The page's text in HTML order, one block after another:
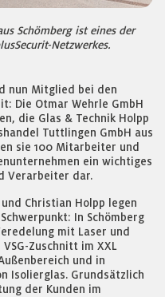
Schömberg ist eines der
Netzwerkes.
nun Mitglied bei den
Die Otmar Wehrle GmbH
die Glas & Technik Holpp
Tuttlingen GmbH aus
sie 100 Mitarbeiter und
ein wichtiges
Verarbeiter dar.
Christian Holpp legen
In Schömberg
mit Laser und
Zuschnitt im XXL
und in
Isolierglas. Grundsätzlich
der Kunden im